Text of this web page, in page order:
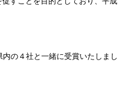
の４社と一緒に受賞いたしまし